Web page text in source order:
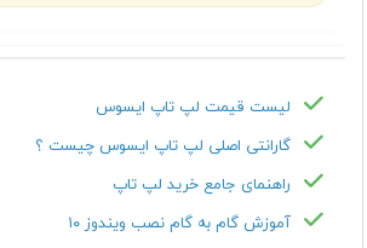
لیست قیمت لپ تاپ ایسوس
گارانتی اصلی لپ تاپ ایسوس چیست ؟
راهنمای جامع خرید لپ تاپ
آموزش گام به گام نصب ویندوز ۱۰